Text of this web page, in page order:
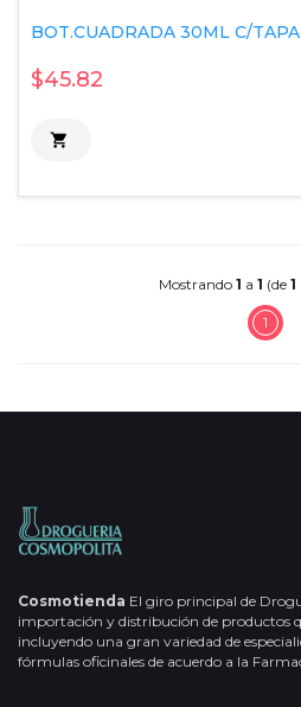
BOT.CUADRADA 30ML C/
$45.82

Mostrando 1 a 1 (de 1
1
Cosmotienda El giro principal de
importación y distribución de productos
incluyendo una gran variedad de
fórmulas oficinales de acuerdo a la